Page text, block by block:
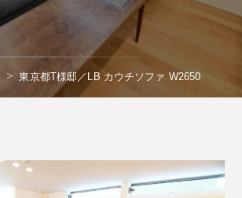
東京都T様邸／LB カウチソファ W2650